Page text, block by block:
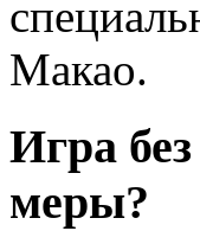
Макао.
Игра
меры?